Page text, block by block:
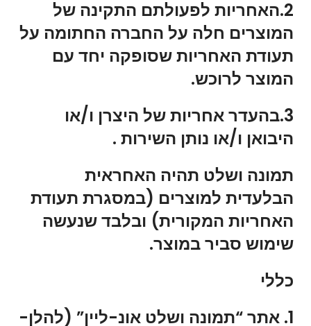
2.האחריות לפעולתם התקינה של
המוצרים חלה על החברה החתומה על
תעודת האחריות שסופקה יחד עם
המוצר לרוכש.
3.בהעדר אחריות של היצרן ו/או
היבואן ו/או נותן השירות .
תמונה ושלט תהיה האחראית
הבלעדית למוצרים (במסגרת תעודת
האחריות המקורית) ובלבד שנעשה
שימוש סביר במוצר.
כללי
1. אתר “תמונה ושלט אונ-ליין” (להלן-